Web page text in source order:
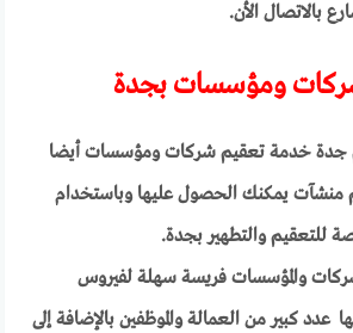
بالاتصال الأن.
ومؤسسات بجدة
جدة خدمة تعقيم شركات ومؤسسات أيضا
منشآت يمكنك الحصول عليها وباستخدام
للتعقيم والتطهير بجدة.
والمؤسسات فريسة سهلة لفيروس
عدد كبير من العمالة والموظفين بالإضافة إلى